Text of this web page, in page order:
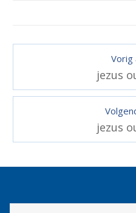
Vorig
jezus
jezus